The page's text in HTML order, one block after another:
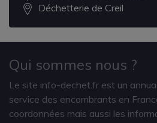
Déchetterie de Creil
Qui sommes nous ?
Le site info-dechet.fr est un
service des encombrants en
coordonnées mais aussi les